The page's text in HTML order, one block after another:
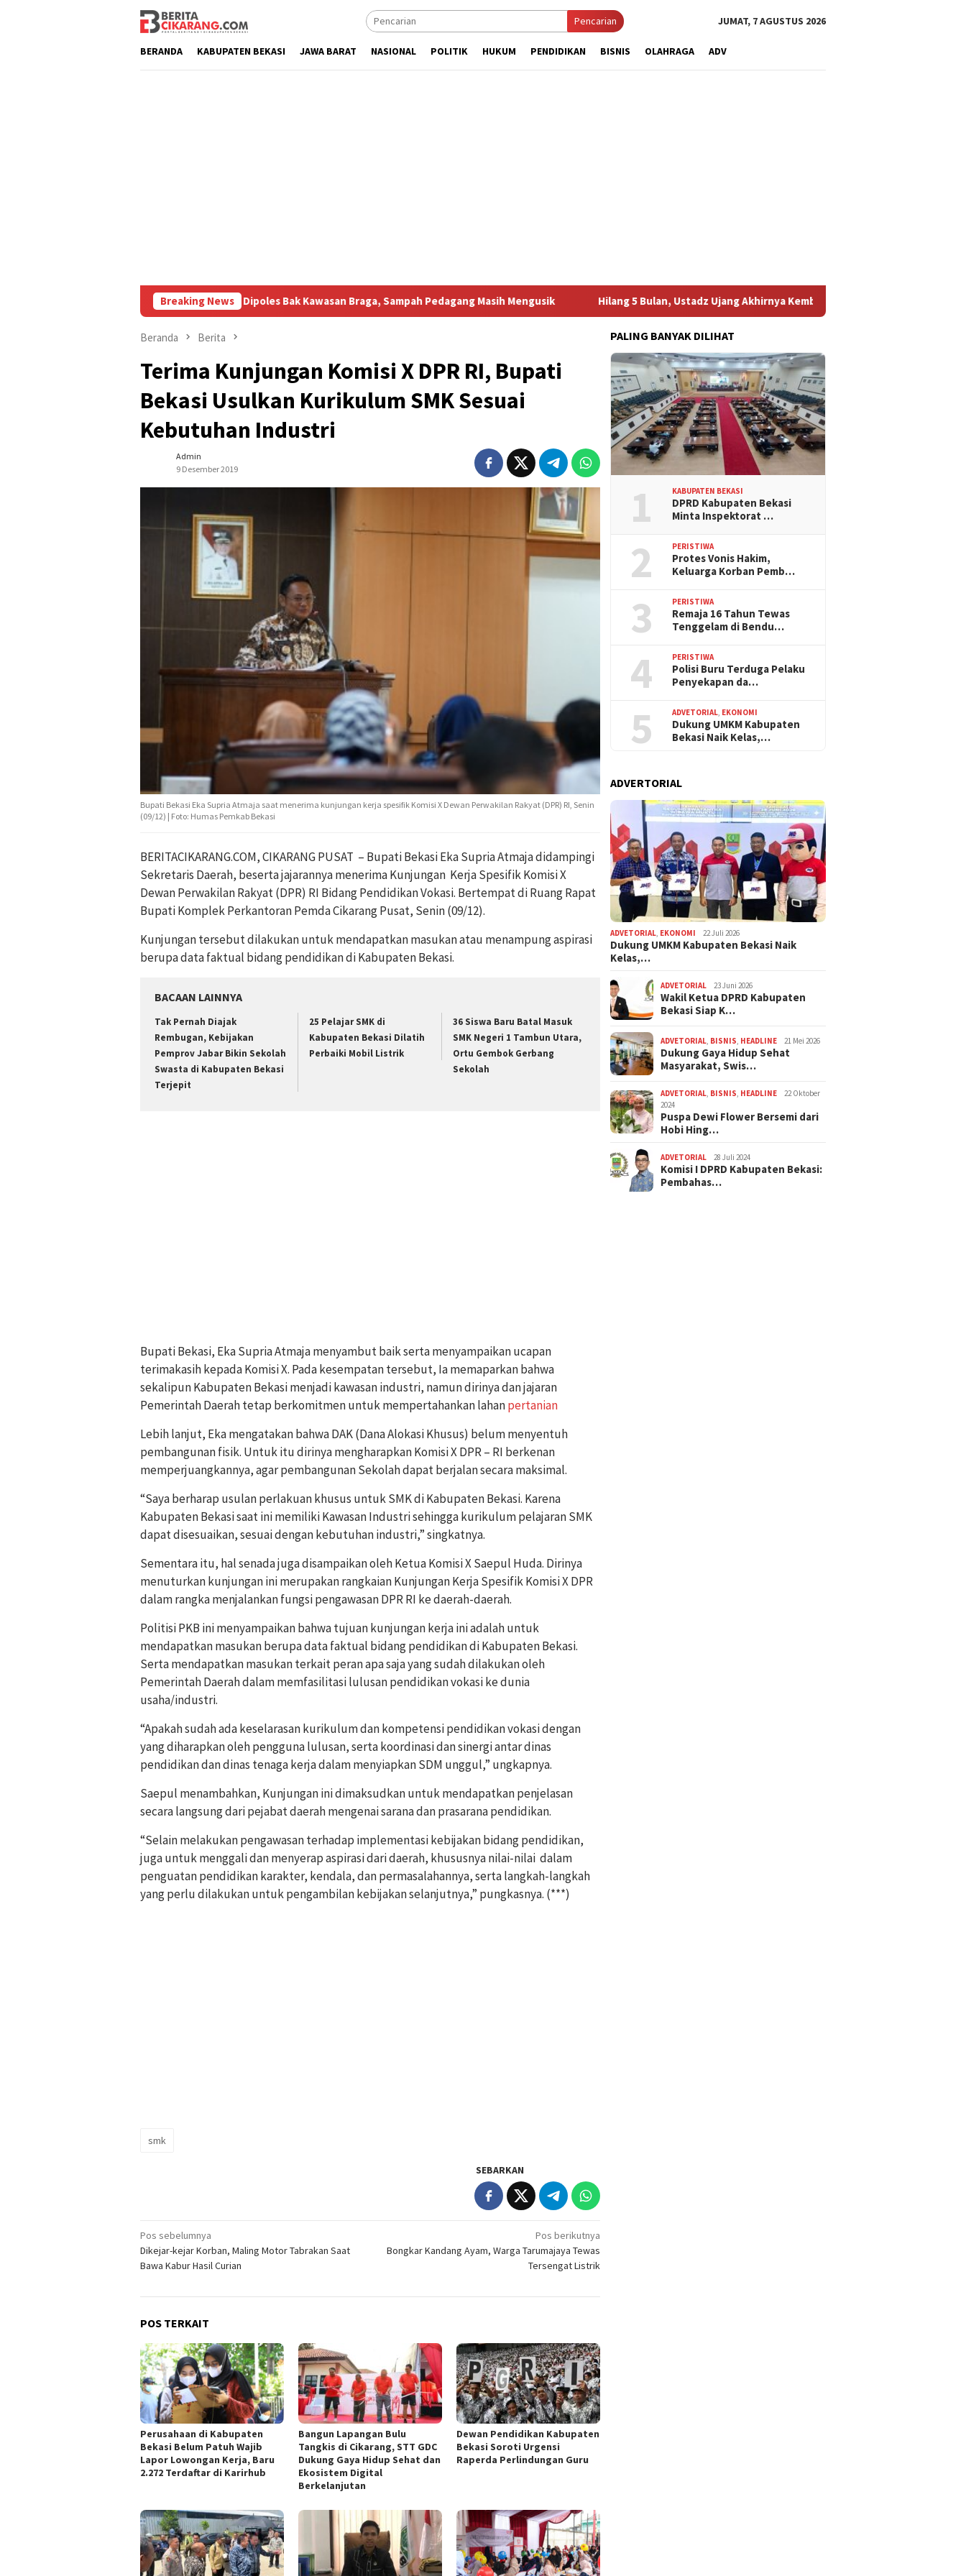
Pencarian JUMAT, 7 AGUSTUS 2026
BERANDA KABUPATEN BEKASI JAWA BARAT NASIONAL POLITIK HUKUM PENDIDIKAN BISNIS OLAHRAGA ADV
Breaking News
Pasar Baru Cikarang Dipoles Bak Kawasan Braga, Sampah Pedagang Masih Mengusik Hilang 5 Bulan, Ustadz Ujang Akhirnya Kembali Melihat Motor Kesayangannya
Beranda Berita
Terima Kunjungan Komisi X DPR RI, Bupati
Bekasi Usulkan Kurikulum SMK Sesuai
Kebutuhan Industri
Admin
9 Desember 2019
Bupati Bekasi Eka Supria Atmaja saat menerima kunjungan kerja spesifik Komisi X Dewan Perwakilan Rakyat (DPR) RI, Senin
(09/12) | Foto: Humas Pemkab Bekasi
BERITACIKARANG.COM, CIKARANG PUSAT – Bupati Bekasi Eka Supria Atmaja didampingi
Sekretaris Daerah, beserta jajarannya menerima Kunjungan Kerja Spesifik Komisi X
Dewan Perwakilan Rakyat (DPR) RI Bidang Pendidikan Vokasi. Bertempat di Ruang Rapat
Bupati Komplek Perkantoran Pemda Cikarang Pusat, Senin (09/12).
Kunjungan tersebut dilakukan untuk mendapatkan masukan atau menampung aspirasi
berupa data faktual bidang pendidikan di Kabupaten Bekasi.
BACAAN LAINNYA
Tak Pernah Diajak
Rembugan, Kebijakan
Pemprov Jabar Bikin Sekolah
Swasta di Kabupaten Bekasi
Terjepit
25 Pelajar SMK di
Kabupaten Bekasi Dilatih
Perbaiki Mobil Listrik
36 Siswa Baru Batal Masuk
SMK Negeri 1 Tambun Utara,
Ortu Gembok Gerbang
Sekolah
Bupati Bekasi, Eka Supria Atmaja menyambut baik serta menyampaikan ucapan
terimakasih kepada Komisi X. Pada kesempatan tersebut, Ia memaparkan bahwa
sekalipun Kabupaten Bekasi menjadi kawasan industri, namun dirinya dan jajaran
Pemerintah Daerah tetap berkomitmen untuk mempertahankan lahanpertanian
Lebih lanjut, Eka mengatakan bahwa DAK (Dana Alokasi Khusus) belum menyentuh
pembangunan fisik. Untuk itu dirinya mengharapkan Komisi X DPR – RI berkenan
memperjuangkannya, agar pembangunan Sekolah dapat berjalan secara maksimal.
“Saya berharap usulan perlakuan khusus untuk SMK di Kabupaten Bekasi. Karena
Kabupaten Bekasi saat ini memiliki Kawasan Industri sehingga kurikulum pelajaran SMK
dapat disesuaikan, sesuai dengan kebutuhan industri,” singkatnya.
Sementara itu, hal senada juga disampaikan oleh Ketua Komisi X Saepul Huda. Dirinya
menuturkan kunjungan ini merupakan rangkaian Kunjungan Kerja Spesifik Komisi X DPR
dalam rangka menjalankan fungsi pengawasan DPR RI ke daerah-daerah.
Politisi PKB ini menyampaikan bahwa tujuan kunjungan kerja ini adalah untuk
mendapatkan masukan berupa data faktual bidang pendidikan di Kabupaten Bekasi.
Serta mendapatkan masukan terkait peran apa saja yang sudah dilakukan oleh
Pemerintah Daerah dalam memfasilitasi lulusan pendidikan vokasi ke dunia
usaha/industri.
“Apakah sudah ada keselarasan kurikulum dan kompetensi pendidikan vokasi dengan
yang diharapkan oleh pengguna lulusan, serta koordinasi dan sinergi antar dinas
pendidikan dan dinas tenaga kerja dalam menyiapkan SDM unggul,” ungkapnya.
Saepul menambahkan, Kunjungan ini dimaksudkan untuk mendapatkan penjelasan
secara langsung dari pejabat daerah mengenai sarana dan prasarana pendidikan.
“Selain melakukan pengawasan terhadap implementasi kebijakan bidang pendidikan,
juga untuk menggali dan menyerap aspirasi dari daerah, khususnya nilai-nilai dalam
penguatan pendidikan karakter, kendala, dan permasalahannya, serta langkah-langkah
yang perlu dilakukan untuk pengambilan kebijakan selanjutnya,” pungkasnya. (***)
smk
SEBARKAN
Navigasi
pos
Pos sebelumnya
Dikejar-kejar Korban, Maling Motor Tabrakan Saat
Bawa Kabur Hasil Curian
Pos berikutnya
Bongkar Kandang Ayam, Warga Tarumajaya Tewas
Tersengat Listrik
POS TERKAIT
Perusahaan di Kabupaten
Bekasi Belum Patuh Wajib
Lapor Lowongan Kerja, Baru
2.272 Terdaftar di Karirhub
Bangun Lapangan Bulu
Tangkis di Cikarang, STT GDC
Dukung Gaya Hidup Sehat dan
Ekosistem Digital
Berkelanjutan
Dewan Pendidikan Kabupaten
Bekasi Soroti Urgensi
Raperda Perlindungan Guru
PALING BANYAK DILIHAT
1 KABUPATEN BEKASI
DPRD Kabupaten Bekasi
Minta Inspektorat …
2 PERISTIWA
Protes Vonis Hakim,
Keluarga Korban Pemb…
3 PERISTIWA
Remaja 16 Tahun Tewas
Tenggelam di Bendu…
4 PERISTIWA
Polisi Buru Terduga Pelaku
Penyekapan da…
5 ADVETORIAL EKONOMI
Dukung UMKM Kabupaten
Bekasi Naik Kelas,…
ADVERTORIAL
ADVETORIAL EKONOMI 22 Juli 2026
Dukung UMKM Kabupaten Bekasi Naik
Kelas,…
ADVETORIAL 23 Juni 2026
Wakil Ketua DPRD Kabupaten
Bekasi Siap K…
ADVETORIAL BISNIS HEADLINE 21 Mei 2026
Dukung Gaya Hidup Sehat
Masyarakat, Swis…
ADVETORIAL BISNIS HEADLINE
22 Oktober
2024
Puspa Dewi Flower Bersemi dari
Hobi Hing…
ADVETORIAL 28 Juli 2024
Komisi I DPRD Kabupaten Bekasi:
Pembahas…